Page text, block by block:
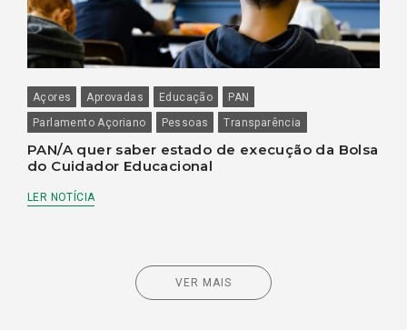
Açores Aprovadas Educação
PAN
Parlamento Açoriano
Pessoas Transparência
PAN/A quer saber estado de execução da Bolsa
do Cuidador Educacional
LER NOTÍCIA
VER MAIS